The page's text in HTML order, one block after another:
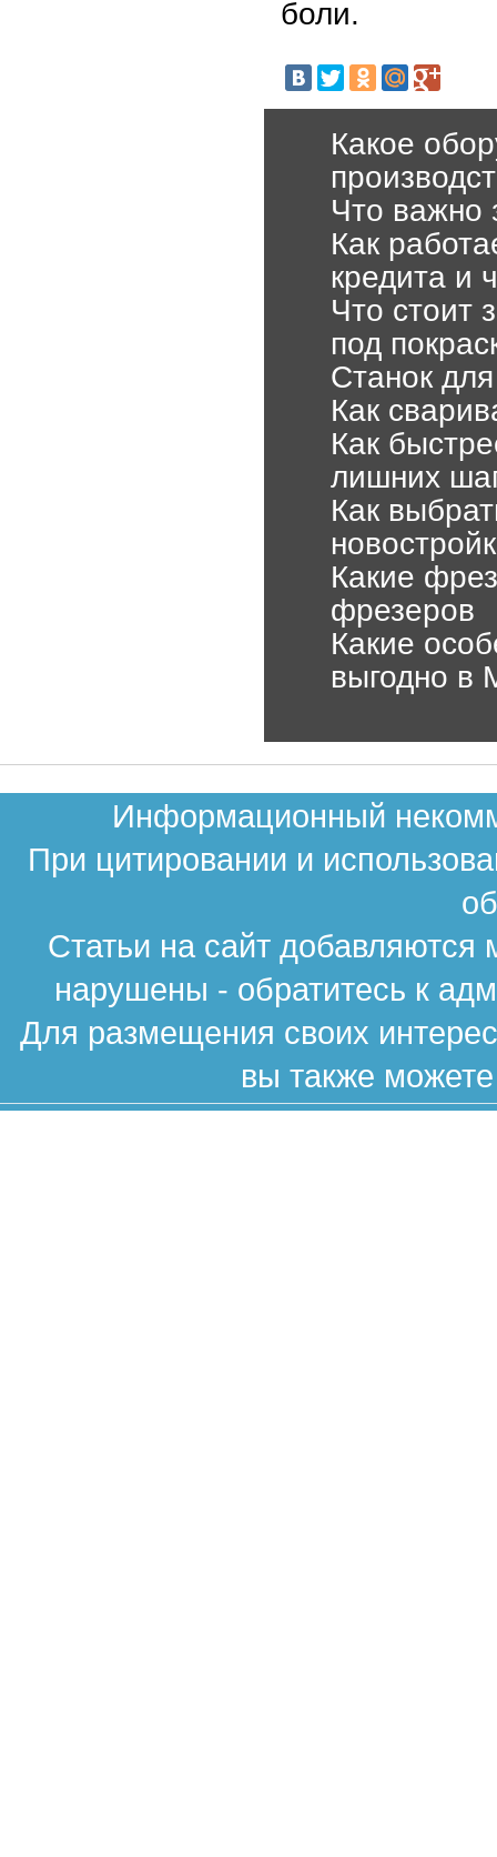
боли.
Какое
Что важно
Как
кредита и
Что стоит
под
Станок
Как
Как
лишних
Как
Какие
фрезеров
Какие
выгодно в
Информационный
При цитировании и
Статьи на сайт
нарушены - обратитесь к
Для размещения своих
вы также